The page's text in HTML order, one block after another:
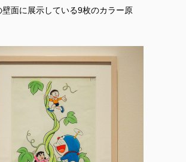
面に展示している9枚のカラー原